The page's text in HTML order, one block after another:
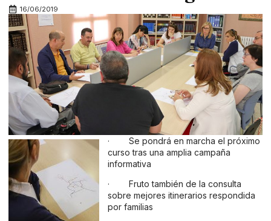
16/06/2019
· Se pondrá en marcha el próximo
curso tras una amplia campaña
informativa
· Fruto también de la consulta
sobre mejores itinerarios respondida
por familias